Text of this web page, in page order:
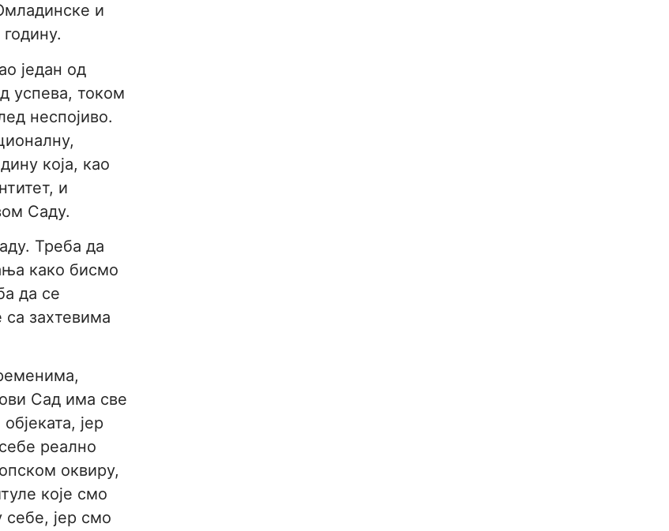
и
један од
успева, током
неспојиво.
која, као
и
Саду.
Треба да
како бисмо
да се
захтевима
Сад има све
јер
реално
оквиру,
које смо
себе, јер смо